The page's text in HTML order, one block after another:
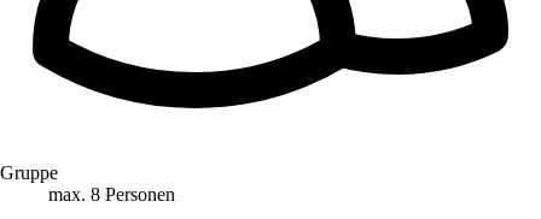
Gruppe
max. 8 Personen